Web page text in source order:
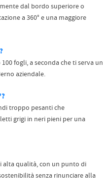
dal bordo superiore o
a 360° e una maggiore
fogli, a seconda che ti serva un
aziendale.
troppo pesanti che
grigi in neri pieni per una
alta qualità, con un punto di
senza rinunciare alla